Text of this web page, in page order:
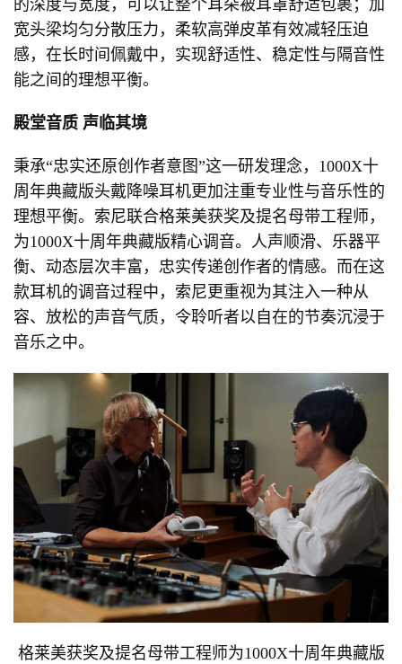
的深度与宽度，可以让整个耳朵被耳罩舒适包裹；加
宽头梁均匀分散压力，柔软高弹皮革有效减轻压迫
感，在长时间佩戴中，实现舒适性、稳定性与隔音性
能之间的理想平衡。
殿堂音质 声临其境
秉承“忠实还原创作者意图”这一研发理念，1000X十
周年典藏版头戴降噪耳机更加注重专业性与音乐性的
理想平衡。索尼联合格莱美获奖及提名母带工程师，
为1000X十周年典藏版精心调音。人声顺滑、乐器平
衡、动态层次丰富，忠实传递创作者的情感。而在这
款耳机的调音过程中，索尼更重视为其注入一种从
容、放松的声音气质，令聆听者以自在的节奏沉浸于
音乐之中。
格莱美获奖及提名母带工程师为1000X十周年典藏版